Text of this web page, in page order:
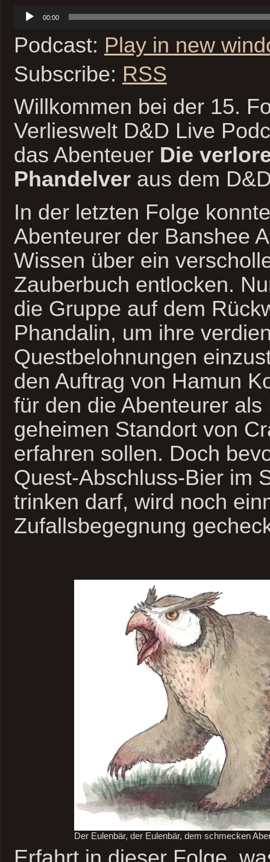
Audio-
Player
00:00
Podcast: Play in new
Subscribe: RSS
Willkommen bei der 15.
Verlieswelt D&D Live
das Abenteuer Die
Phandelveraus dem
In der letzten Folge
Abenteurer der Banshee
Wissen über ein
Zauberbuch entlocken.
die Gruppe auf dem
Phandalin, um ihre
Questbelohnungen
den Auftrag von Hamun
für den die Abenteurer als
geheimen Standort von
erfahren sollen. Doch
Quest-Abschluss-Bier im
trinken darf, wird noch
Zufallsbegegnung
Der Eulenbär, der Eulenbär, dem schmecken